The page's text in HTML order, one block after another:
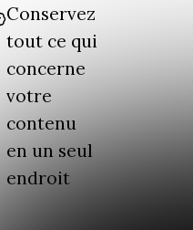
Conservez
tout ce qui
concerne
votre
contenu
en un seul
endroit